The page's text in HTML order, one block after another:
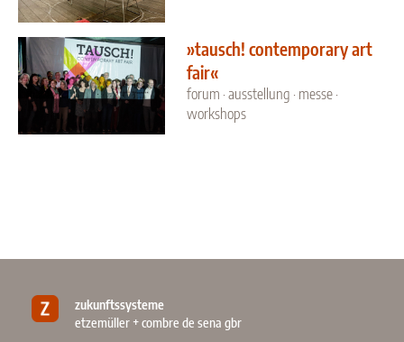
»tausch! contemporary art
fair«
forum · ausstellung · messe ·
workshops
zukunftssysteme
etzemüller + combre de sena gbr